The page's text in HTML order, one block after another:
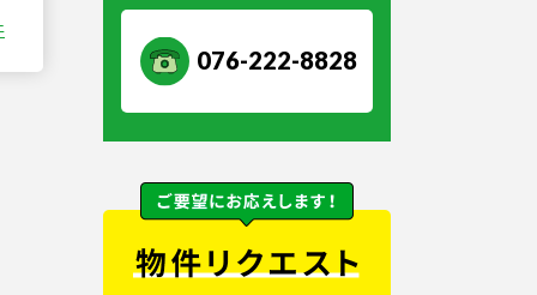
076-222-8828